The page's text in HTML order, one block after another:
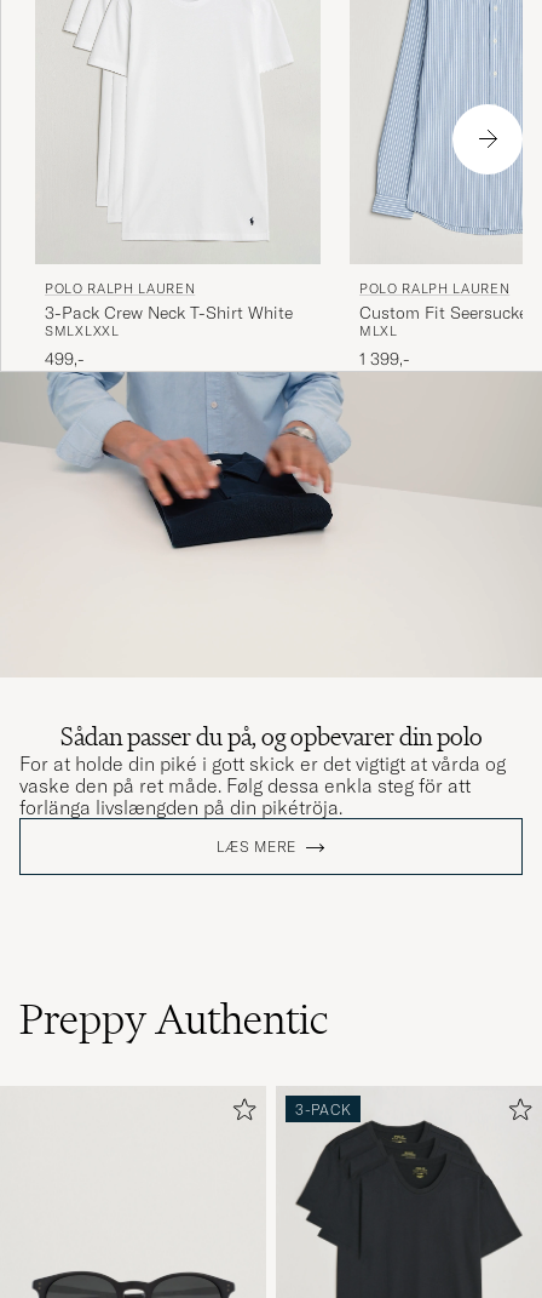
POLO RALPH LAUREN
3-Pack Crew Neck T-Shirt White
SMLXLXXL
499,-
POLO RALPH LAUREN
Custom Fit
Stripe Shirt Blue
M LXL
1 399,-
Sådan passer du på, og opbevarer din polo
For at holde din piké i gott skick er det vigtigt at vårda og
vaske den på ret måde. Følg dessa enkla steg för att
forlänga livslængden på din pikétröja.
LÆS MERE
Preppy Authentic
3-PACK